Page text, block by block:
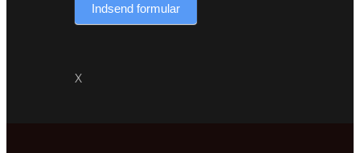
Indsend formular
X